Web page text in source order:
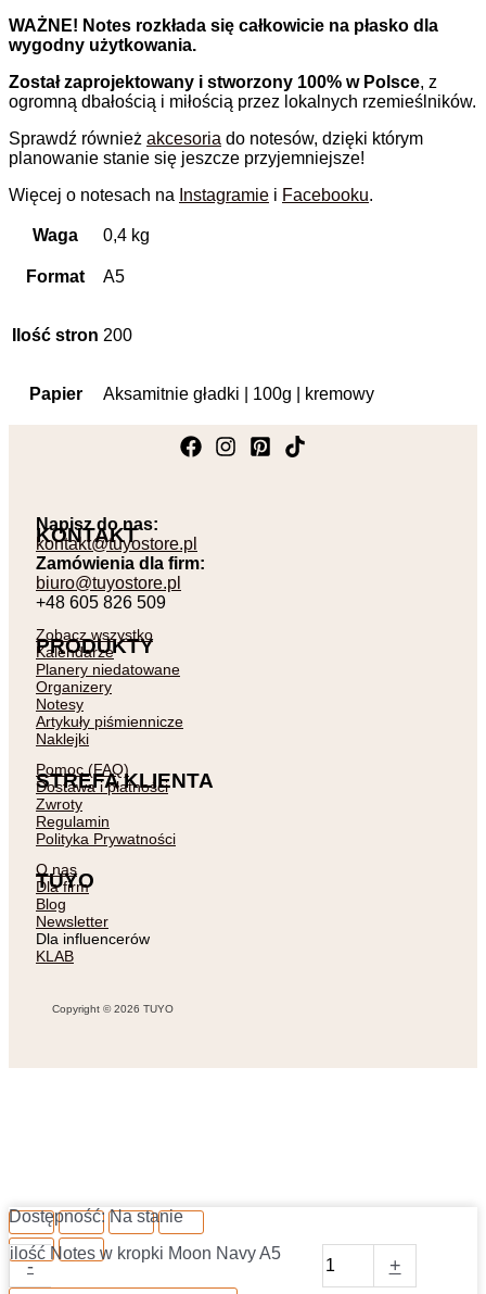
WAŻNE! Notes rozkłada się całkowicie na płasko dla
wygodny użytkowania.
Został zaprojektowany i stworzony 100% w Polsce, z
ogromną dbałością i miłością przez lokalnych rzemieślników.
Sprawdź również akcesoria do notesów, dzięki którym
planowanie stanie się jeszcze przyjemniejsze!
Więcej o notesach na Instagramie i Facebooku.
Waga 0,4 kg
Format A5
Ilość stron 200
Papier Aksamitnie gładki | 100g | kremowy
KONTAKT
Napisz do nas:
kontakt@tuyostore.pl
Zamówienia dla firm:
biuro@tuyostore.pl
+48 605 826 509
PRODUKTY
Zobacz wszystko
Kalendarze
Planery niedatowane
Organizery
Notesy
Artykuły piśmiennicze
Naklejki
STREFA KLIENTA
Pomoc (FAQ)
Dostawa i płatności
Zwroty
Regulamin
Polityka Prywatności
TUYO
O nas
Dla firm
Blog
Newsletter
Dla influencerów
KLAB
Copyright © 2026 TUYO
Dostępność: Na stanie
-
ilość Notes w kropki Moon Navy A5
+